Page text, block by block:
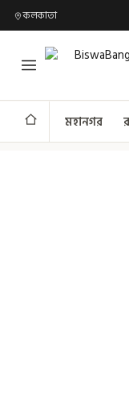
কলকাতা
মহানগর